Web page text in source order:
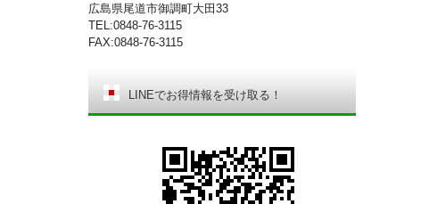
広島県尾道市御調町大田33
TEL:0848-76-3115
FAX:0848-76-3115
LINEでお得情報を受け取る！